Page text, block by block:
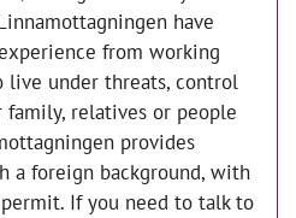
have
from working
under threats, control
relatives or people
provides
a foreign background, with
If you need to talk to